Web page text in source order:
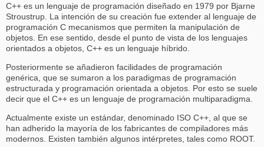
C++ es un lenguaje de programación diseñado en 1979 por Bjarne
Stroustrup. La intención de su creación fue extender al lenguaje de
programación C mecanismos que permiten la manipulación de
objetos. En ese sentido, desde el punto de vista de los lenguajes
orientados a objetos, C++ es un lenguaje híbrido.
Posteriormente se añadieron facilidades de programación
genérica, que se sumaron a los paradigmas de programación
estructurada y programación orientada a objetos. Por esto se suele
decir que el C++ es un lenguaje de programación multiparadigma.
Actualmente existe un estándar, denominado ISO C++, al que se
han adherido la mayoría de los fabricantes de compiladores más
modernos. Existen también algunos intérpretes, tales como ROOT.